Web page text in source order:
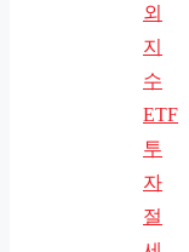
외
지
수
ETF
투
자
절